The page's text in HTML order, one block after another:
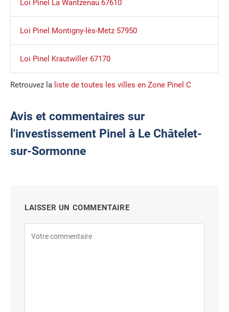
Loi Pinel La Wantzenau 67610
Loi Pinel Montigny-lès-Metz 57950
Loi Pinel Krautwiller 67170
Retrouvez la liste de toutes les villes en Zone Pinel C
Avis et commentaires sur
l'investissement Pinel à Le Châtelet-
sur-Sormonne
LAISSER UN COMMENTAIRE